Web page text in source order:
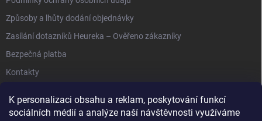
K personalizaci obsahu a reklam, poskytování funkcí
sociálních médií a analýze naší návštěvnosti využíváme
Způsoby a lhůty dodání objednávky
Zasílání dotazníků Heureka – Ověřeno zákazníky
Bezpečná platba
Kontakty